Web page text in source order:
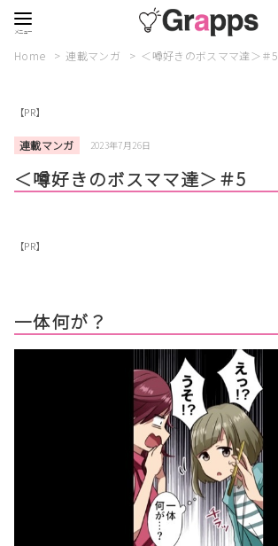
Home 連載マンガ ＜噂好きのボスママ達＞＃5
【PR】
連載マンガ 2023年7月26日
＜噂好きのボスママ達＞＃5
【PR】
一体何が？